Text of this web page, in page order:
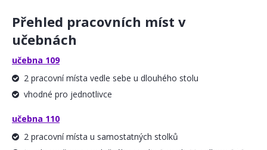
Přehled pracovních míst v
učebnách
učebna 109
2 pracovní místa vedle sebe u dlouhého stolu
vhodné pro jednotlivce
učebna 110
2 pracovní místa u samostatných stolků